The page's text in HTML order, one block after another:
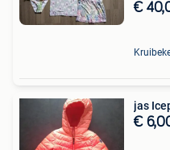
€
jas
€